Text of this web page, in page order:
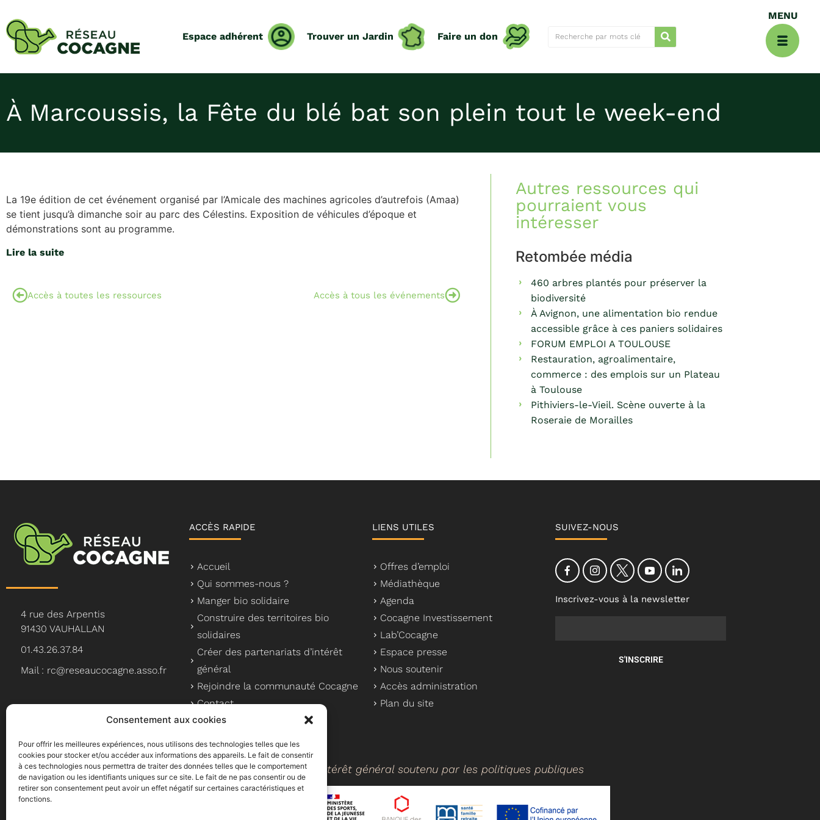
Consentement aux cookies
Pour offrir les meilleures expériences, nous utilisons des technologies telles que les
cookies pour stocker et/ou accéder aux informations des appareils. Le fait de consentir
à ces technologies nous permettra de traiter des données telles que le comportement
de navigation ou les identifiants uniques sur ce site. Le fait de ne pas consentir ou de
retirer son consentement peut avoir un effet négatif sur certaines caractéristiques et
fonctions.
Espace adhérent Trouver un Jardin Faire un don
À Marcoussis, la Fête du blé bat son plein tout le week-end
La 19e édition de cet événement organisé par l’Amicale des machines agricoles d’autrefois (Amaa)
se tient jusqu’à dimanche soir au parc des Célestins. Exposition de véhicules d’époque et
démonstrations sont au programme.
Lire la suite
Accès à toutes les ressources Accès à tous les événements
Autres ressources qui
pourraient vous
intéresser
Retombée média
460 arbres plantés pour préserver la
biodiversité
À Avignon, une alimentation bio rendue
accessible grâce à ces paniers solidaires
FORUM EMPLOI A TOULOUSE
Restauration, agroalimentaire,
commerce : des emplois sur un Plateau
à Toulouse
Pithiviers-le-Vieil. Scène ouverte à la
Roseraie de Morailles
4 rue des Arpentis
91430 VAUHALLAN
01.43.26.37.84
Mail : rc@reseaucocagne.asso.fr
ACCÈS RAPIDE
Accueil
Qui sommes-nous ?
Manger bio solidaire
Construire des territoires bio
solidaires
Créer des partenariats d’intérêt
général
Rejoindre la communauté Cocagne
Contact
LIENS UTILES
Offres d’emploi
Médiathèque
Agenda
Cocagne Investissement
Lab’Cocagne
Espace presse
Nous soutenir
Accès administration
Plan du site
SUIVEZ-NOUS
Inscrivez-vous à la newsletter
S'INSCRIRE
Le Réseau Cocagne, un acteur d’intérêt général soutenu par les politiques publiques